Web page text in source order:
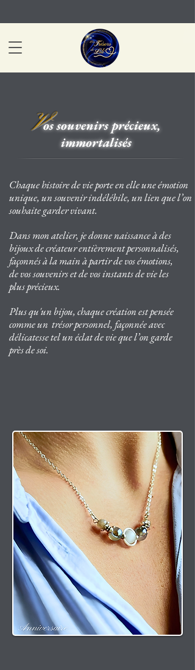
Vos souvenirs précieux,
immortalisés
Chaque histoire de vie porte en elle uneémotion
unique, un souvenir indélébile, un lien que l’on
souhaite garder vivant.
Dans mon atelier, je donne naissance à des
bijoux de créateur entièrement personnalisés,
façonnés à la main à partir de vos émotions,
de vos souvenirs et de vos instants de vie les
plus précieux.
Plus qu'un bijou, chaque création est pensée
comme un trésor personnel, façonnée avec
délicatesse tel un éclat de vie que l’on garde
près de soi.